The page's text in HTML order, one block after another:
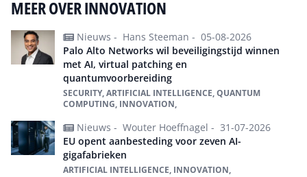
MEER OVER INNOVATION
Nieuws - Hans Steeman - 05-08-2026
Palo Alto Networks wil beveiligingstijd winnen
met AI, virtual patching en
quantumvoorbereiding
SECURITY, ARTIFICIAL INTELLIGENCE, QUANTUM
COMPUTING, INNOVATION,
Nieuws - Wouter Hoeffnagel - 31-07-2026
EU opent aanbesteding voor zeven AI-
gigafabrieken
ARTIFICIAL INTELLIGENCE, INNOVATION,